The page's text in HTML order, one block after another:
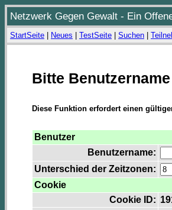
Netzwerk Gegen Gewalt - Ein
StartSeite Neues TestSeite Suchen
Bitte
Diese Funktion erfordert einen
Benutzer
Benutzername:
Unterschied der Zeitzonen:
Cookie
Cookie ID: